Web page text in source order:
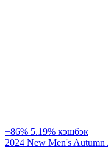
−86% 5.19% кэшбэк
2024 New Men's